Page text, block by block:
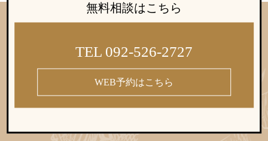
無料相談はこちら
TEL 092-526-2727
WEB予約はこちら